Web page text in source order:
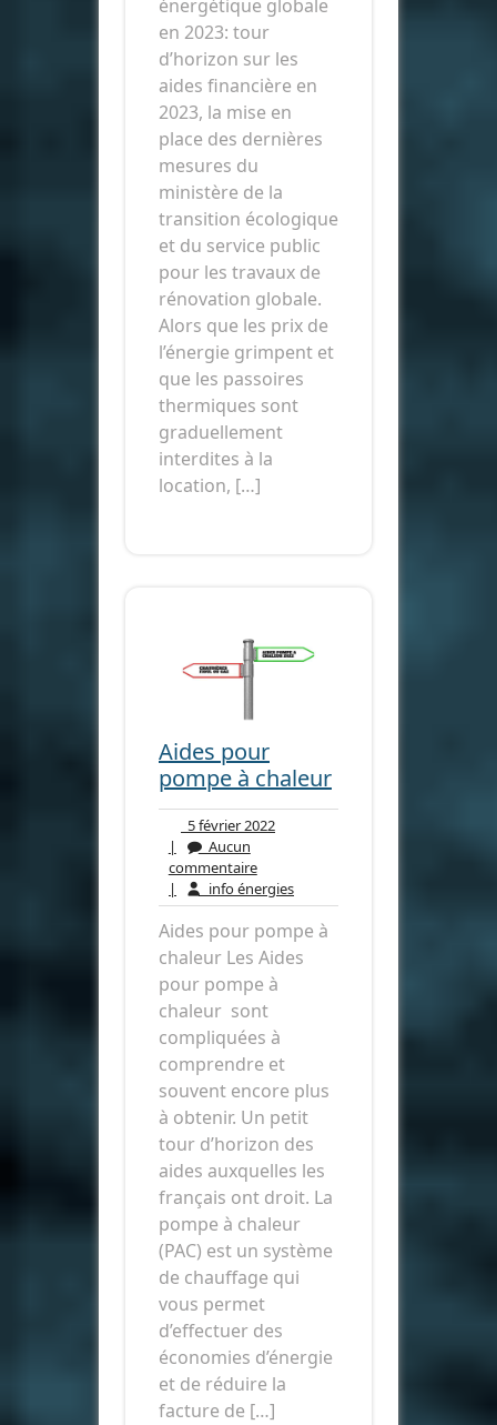
énergétique globale
en 2023: tour
d’horizon sur les
aides financière en
2023, la mise en
place des dernières
mesures du
ministère de la
transition écologique
et du service public
pour les travaux de
rénovation globale.
Alors que les prix de
l’énergie grimpent et
que les passoires
thermiques sont
graduellement
interdites à la
location, […]
Aides pour
pompe à chaleur
5 février 20225
|
Aucun
commentaireAucun
commentaire
| info énergiesinfo
énergies
Aides pour pompe à
chaleur Les Aides
pour pompe à
chaleur sont
compliquées à
comprendre et
souvent encore plus
à obtenir. Un petit
tour d’horizon des
aides auxquelles les
français ont droit. La
pompe à chaleur
(PAC) est un système
de chauffage qui
vous permet
d’effectuer des
économies d’énergie
et de réduire la
facture de […]